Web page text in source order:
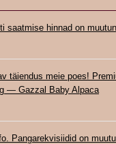
saatmise hinnad on
täiendus meie poes!
— Gazzal Baby Alpaca
Pangarekvisiidid on